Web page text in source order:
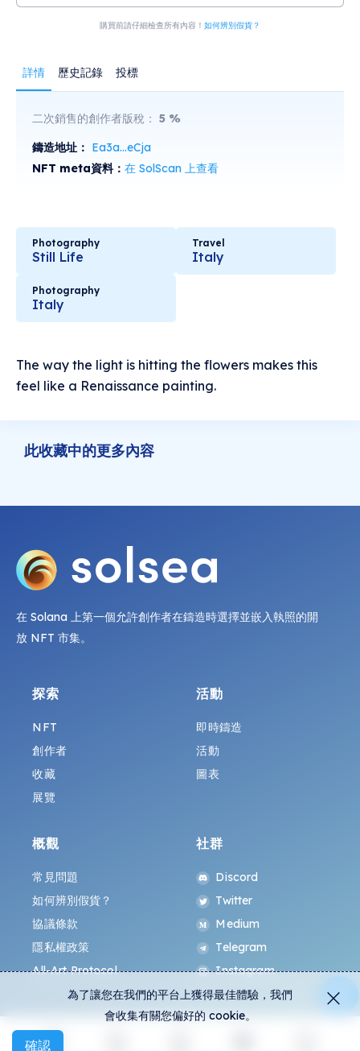
購買前請仔細檢查所有內容！ 如何辨別假貨？
詳情 歷史記錄 投標
二次銷售的創作者版稅： 5 %
鑄造地址： Ea3a...eCja
NFT meta資料： 在 SolScan 上查看
Photography
Still Life
Travel
Italy
Photography
Italy
The way the light is hitting the flowers makes this
feel like a Renaissance painting.
此收藏中的更多內容
在 Solana 上第一個允許創作者在鑄造時選擇並嵌入執照的開
放 NFT 市集。
探索
NFT
創作者
收藏
展覽
活動
即時鑄造
活動
圖表
概觀
常見問題
如何辨別假貨？
協議條款
隱私權政策
All-Art Protocol
社群
Discord
Twitter
Medium
Telegram
Instagram
為了讓您在我們的平台上獲得最佳體驗，我們
會收集有關您偏好的 cookie。
確認